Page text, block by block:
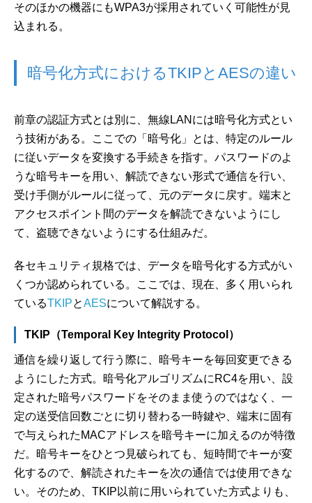
そのほかの機器にもWPA3が採用されていく可能性が見
込まれる。
暗号化方式におけるTKIPとAESの違い
前章の認証方式とは別に、無線LANには暗号化方式とい
う技術がある。ここでの「暗号化」とは、特定のルール
に従いデータを変換する手続きを指す。パスワードのよ
うな暗号キーを用い、解読できない形式で通信を行い、
受け手側がルールに従って、元のデータに戻す。端末と
アクセスポイント間のデータを解読できないようにし
て、盗聴できないようにする仕組みだ。
各セキュリティ規格では、データを暗号化する方式がい
くつか認められている。ここでは、現在、多く用いられ
ているTKIPとAESについて解説する。
TKIP（Temporal Key Integrity Protocol）
通信を繰り返して行う際に、暗号キーを毎回変更できる
ようにした方式。暗号化アルゴリズムにRC4を用い、設
定された暗号パスワードをそのまま使うのではなく、一
定の送受信回数ごとに切り替わる一時鍵や、端末に固有
で与えられたMACアドレスを暗号キーに加えるのが特徴
だ。暗号キーをひとつ見破られても、短時間でキーが変
化するので、解読されたキーを次の通信では使用できな
い。そのため、TKIP以前に用いられていた方式よりも、